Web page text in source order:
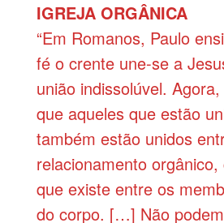
IGREJA ORGÂNICA
“Em Romanos, Paulo
fé o crente une-se a
união indissolúvel.
que aqueles que estão
também estão unidos
relacionamento
que existe entre os
do corpo. […] Não